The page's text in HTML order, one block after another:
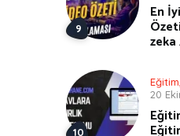
En
zeka
Eğitim
20